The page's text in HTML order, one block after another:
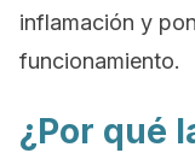
inflamación y
funcionamiento.
¿Por qué